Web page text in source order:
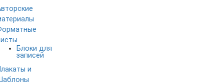
Блоки для
записей
и